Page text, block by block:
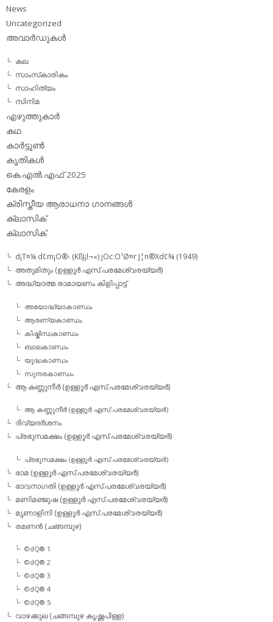
News
Uncategorized
അവാര്‍ഡുകള്‍
കല
സാംസ്‌കാരികം
സാഹിത്യം
സിനിമ
എഴുത്തുകാര്‍
കഥ
കാര്‍ട്ടൂണ്‍
കൃതികള്‍
കെ.എല്‍.എഫ് 2025
കേരളം
ക്രിസ്തീയ ആരാധനാ ഗാനങ്ങള്‍
ക്ലാസിക്‌
ക്ലാസിക്
d¡T¤¼ d¢m¡O®- (KßJ¡l¬«) jOc:O¹Ø¤r J¦n®Xd¢¾ (1949)
അതുമിതും (ഉള്ളൂര്‍ എസ്.പരമേശ്വരയ്യര്‍)
അദ്ധ്യാത്മ രാമായണം കിളിപ്പാട്ട്‌
അയോദ്ധ്യാകാണ്ഡം
ആരണ്യകാണ്ഡം
കിഷ്കിന്ധകാണ്ഡം
ബാലകാണ്ഡം
യൂദ്ധകാണ്ഡം
സുന്ദരകാണ്ഡം
ആ കണ്ണുനീര്‍ (ഉള്ളൂര്‍ എസ്.പരമേശ്വരയ്യര്‍)
ആ കണ്ണുനീര്‍ (ഉള്ളൂര്‍ എസ്.പരമേശ്വരയ്യര്‍)
ദിവ്യദര്‍ശനം
പ്രഭുസമക്ഷം (ഉള്ളൂര്‍ എസ്.പരമേശ്വരയ്യര്‍)
പ്രഭുസമക്ഷം (ഉള്ളൂര്‍ എസ്.പരമേശ്വരയ്യര്‍)
ഭാമ (ഉള്ളൂര്‍ എസ്.പരമേശ്വരയ്യര്‍)
ഭാവനാഗതി (ഉള്ളൂര്‍ എസ്.പരമേശ്വരയ്യര്‍)
മണിമഞ്ജുഷ (ഉള്ളൂര്‍ എസ്.പരമേശ്വരയ്യര്‍)
മൃണാളിനി (ഉള്ളൂര്‍ എസ്.പരമേശ്വരയ്യര്‍)
രമണന്‍ (ചങ്ങമ്പുഴ)
©dQ® 1
©dQ® 2
©dQ® 3
©dQ® 4
©dQ® 5
വാഴക്കുല (ചങ്ങമ്പുഴ കൃഷ്ണപിള്ള)